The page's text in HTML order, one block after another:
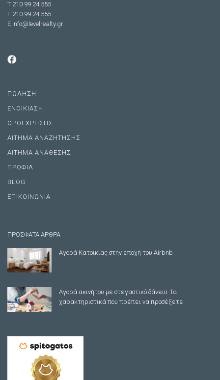
Τ 210 99 24 555
F 210 99 24 555
E info@levelrealty.gr
ΠΩΛΗΣΗ
ΕΝΟΙΚΙΑΣΗ
ΟΡΟΙ ΧΡΗΣΗΣ
ΑΙΤΗΜΑ ΑΝΑΖΗΤΗΣΗΣ
ΑΙΤΗΜΑ ΑΝΑΘΕΣΗΣ
ΠΡΟΦΙΛ
BLOG
ΕΠΙΚΟΙΝΩΝΙΑ
ΠΡΟΣΦΑΤΑ ΑΡΘΡΑ
Αγορά Κατοικίας στην εποχή του Airbnb
Αγορά ακινήτου με στεγαστικό δάνειο: Τα
χαρακτηριστικά που πρέπει να προσέξετε